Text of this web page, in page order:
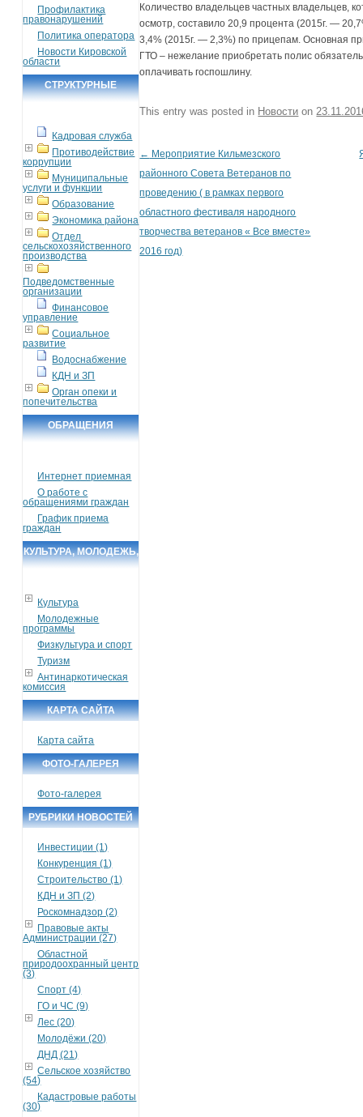
Профилактика
правонарушений
Политика оператора
Новости Кировской
области
СТРУКТУРНЫЕ
Кадровая служба
Противодействие
коррупции
Муниципальные
услуги и функции
Образование
Экономика района
Отдел
сельскохозяйственного
производства
Подведомственные
организации
Финансовое
управление
Социальное
развитие
Водоснабжение
КДН и ЗП
Орган опеки и
попечительства
ОБРАЩЕНИЯ
Интернет приемная
О работе с
обращениями граждан
График приема
граждан
КУЛЬТУРА, МОЛОДЕЖЬ,
Культура
Молодежные
программы
Физкультура и спорт
Туризм
Антинаркотическая
комиссия
КАРТА САЙТА
Карта сайта
ФОТО-ГАЛЕРЕЯ
Фото-галерея
РУБРИКИ НОВОСТЕЙ
Инвестиции (1)
Конкуренция (1)
Строительство (1)
КДН и ЗП (2)
Роскомнадзор (2)
Правовые акты
Администрации (27)
Областной
природоохранный центр
(3)
Спорт (4)
ГО и ЧС (9)
Лес (20)
Молодёжи (20)
ДНД (21)
Сельское хозяйство
(54)
Кадастровые работы
(30)
Количество владельцев частных владельцев,
осмотр, составило 20,9 процента (2015г. —
3,4% (2015г. — 2,3%) по прицепам. Основная
ГТО – нежелание приобретать полис
оплачивать госпошлину.
This entry was posted in Новости on
Post navigation
← Мероприятие Кильмезского
районного Совета Ветеранов по
проведению ( в рамках первого
областного фестиваля народного
творчества ветеранов « Все вместе»
2016 год)